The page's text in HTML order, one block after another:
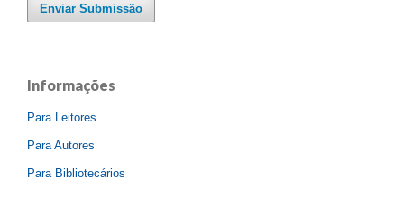
Enviar Submissão
Informações
Para Leitores
Para Autores
Para Bibliotecários